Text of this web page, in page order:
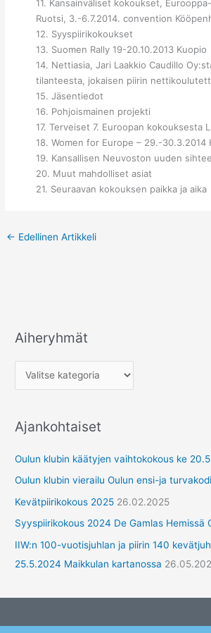
11. Kansainväliset kokoukset,
Ruotsi, 3.-6.7.2014. convention
12. Syyspiirikokoukset
13. Suomen Rally 19-20.10.2013 Kuopio
14. Nettiasia, Jari Laakkio Caudillo
tilanteesta, jokaisen piirin
15. Jäsentiedot
16. Pohjoismainen projekti
17. Terveiset 7. Euroopan kokouksesta
18. Women for Europe – 29.-30.3.2014
19. Kansallisen Neuvoston uuden
20. Muut mahdolliset asiat
21. Seuraavan kokouksen paikka ja aika
← Edellinen Artikkeli
Aiheryhmät
A
e
y
t
Ajankohtaiset
Oulun klubin käätyjen vaihtokokous ke
Oulun klubin vierailu Oulun ensi-ja
Kevätpiirikokous 2025 26.02.2025
Syyspiirikokous 2024 De Gamlas Hemissä
IIW:n 100-vuotisjuhlan ja piirin 140
25.5.2024 Maikkulan kartanossa